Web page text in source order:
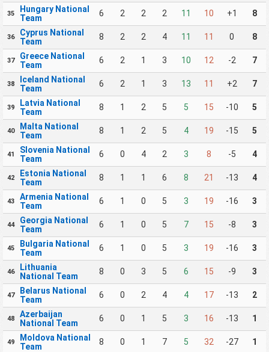
35
Hungary National
Team
6 2 2 2 11 10 +1 8
36
Cyprus National
Team
8 2 2 4 11 11 0 8
37
Greece National
Team
6 2 1 3 10 12 -2 7
38
Iceland National
Team
6 2 1 3 13 11 +2 7
39
Latvia National
Team
8 1 2 5 5 15 -10 5
40
Malta National
Team
8 1 2 5 4 19 -15 5
41
Slovenia National
Team
6 0 4 2 3 8 -5 4
42
Estonia National
Team
8 1 1 6 8 21 -13 4
43
Armenia National
Team
6 1 0 5 3 19 -16 3
44
Georgia National
Team
6 1 0 5 7 15 -8 3
45
Bulgaria National
Team
6 1 0 5 3 19 -16 3
46
Lithuania
National Team
8 0 3 5 6 15 -9 3
47
Belarus National
Team
6 0 2 4 4 17 -13 2
48
Azerbaijan
National Team
6 0 1 5 3 16 -13 1
49
Moldova National
Team
8 0 1 7 5 32 -27 1